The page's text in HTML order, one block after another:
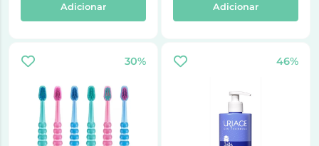
Adicionar Adicionar
30% 46%